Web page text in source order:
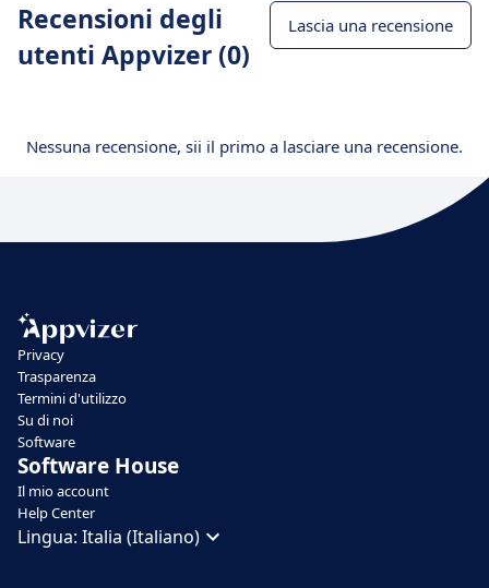
Recensioni degli
utenti Appvizer (0)
Lascia una recensione
Nessuna recensione, sii il primo a lasciare una recensione.
Privacy
Trasparenza
Termini d'utilizzo
Su di noi
Software
Software House
Il mio account
Help Center
Lingua: Italia (Italiano)